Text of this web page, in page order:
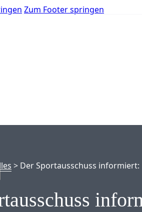
Zum Footer springen
> Der Sportausschuss informiert: